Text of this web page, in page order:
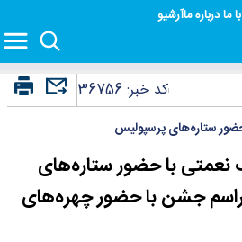
مادرباره ماآرشیو
کد خبر:36756
ستاره‌های پرسپولیس
با حضور ستاره‌های
جشن با حضور چهره‌های